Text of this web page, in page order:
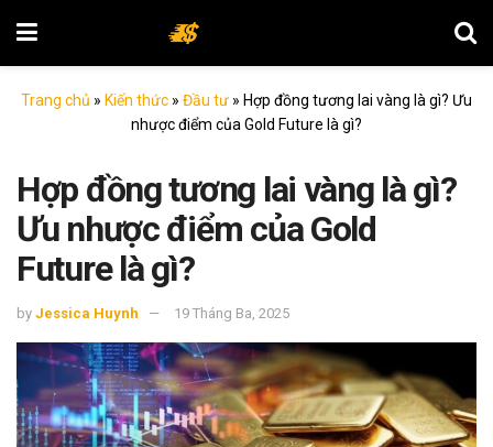
Trang chủ » Kiến thức » Đầu tư » Hợp đồng tương lai vàng là gì? Ưu
nhược điểm của Gold Future là gì?
Hợp đồng tương lai vàng là gì?
Ưu nhược điểm của Gold
Future là gì?
by Jessica Huynh 19 Tháng Ba, 2025